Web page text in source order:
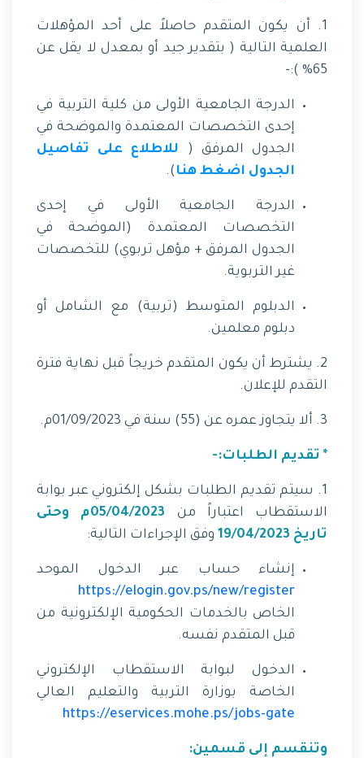
1. أن يكون المتقدم حاصلاً على أحد المؤهلات
العلمية التالية ( بتقدير جيد أو بمعدل لا يقل عن
65% ):-
الدرجة الجامعية الأولى من كلية التربية في
إحدى التخصصات المعتمدة والموضحة في
الجدول المرفق ( للاطلاع على تفاصيل
الجدول اضغط هنا ).
الدرجة الجامعية الأولى في إحدى
التخصصات المعتمدة (الموضحة في
الجدول المرفق + مؤهل تربوي) للتخصصات
غير التربوية.
الدبلوم المتوسط (تربية) مع الشامل أو
دبلوم معلمين.
2. يشترط أن يكون المتقدم خريجاً قبل نهاية فترة
التقدم للإعلان.
3. ألا يتجاوز عمره عن (55) سنة في 01/09/2023م.
* تقديم الطلبات:-
1. سيتم تقديم الطلبات بشكل إلكتروني عبر بوابة
الاستقطاب اعتباراً من
05/04/2023م وحتى
تاريخ 19/04/2023
وفق الإجراءات التالية:
إنشاء حساب عبر الدخول الموحد
https://elogin.gov.ps/new/register
الخاص بالخدمات الحكومية الإلكترونية من
قبل المتقدم نفسه.
الدخول لبوابة الاستقطاب الإلكتروني
الخاصة بوزارة التربية والتعليم العالي
https://eservices.mohe.ps/jobs-gate
وتنقسم إلى قسمين: